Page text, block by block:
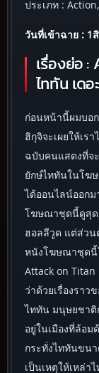
ประเภท :
วันที่เข้าฉาย : 1
เรื่องย่อ :
ไททัน เดอ
ก่อนหน้านี้ผมบอ
ฮิกุจิจะเผยให้เร
ฉบับคนแสดงที่จะ
ยักษ์ไททันในโฆ
ได้ออนไลน์ออก
โฆษณาชุดนี้ดูสุด
ฮอลลีวูด แต่ส่วน
หนังโฆษณาชุดนี้
Attack on Titan
ว่าด้วยเรื่องราว
ไททัน มนุษยชาติ
อยู่ในเมืองที่ล้อ
กระทั่งไททันขน
เป็นเหตุให้เหล่